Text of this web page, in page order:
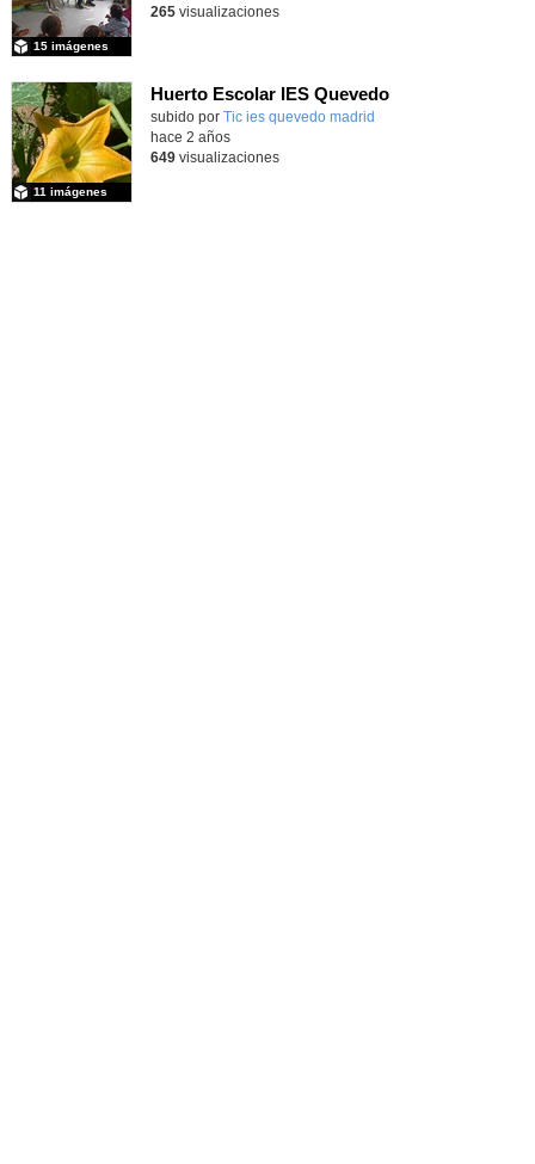
15 imágenes
265visualizaciones
Huerto Escolar IES Quevedo
subido por Tic ies quevedo madrid
11 imágenes
hace 2 años
649visualizaciones